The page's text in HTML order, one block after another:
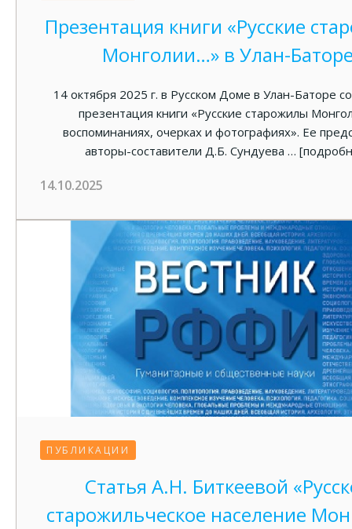
Презентация книги «Русские
Монголии…» в Улан-
14 октября 2025 г. в Русском Доме в Улан-Баторе
презентация книги «Русские старожилы
воспоминаниях, очерках и фотографиях». Ее
авторы-составители Д.Б. Сундуева …
14.10.2025
ПУБЛИКАЦИИ
Статья А.Н. Биткеевой
старожильческое население